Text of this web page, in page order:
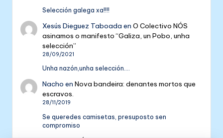
Selección galega xa!!!!
Xesús Dieguez Taboada enO Colectivo NÓS
asinamos o manifesto “Galiza, un Pobo, unha
selección”
28/09/2021
Unha nazón,unha selección....
Nacho enNova bandeira: denantes mortos que
escravos.
28/11/2019
Se queredes camisetas, presuposto sen
compromiso